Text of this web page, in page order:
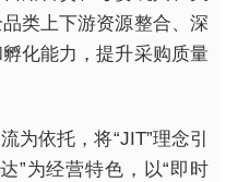
类上下游资源整合、深
化能力，提升采购质量
为依托，将“JIT”理念引
”为经营特色，以“即时